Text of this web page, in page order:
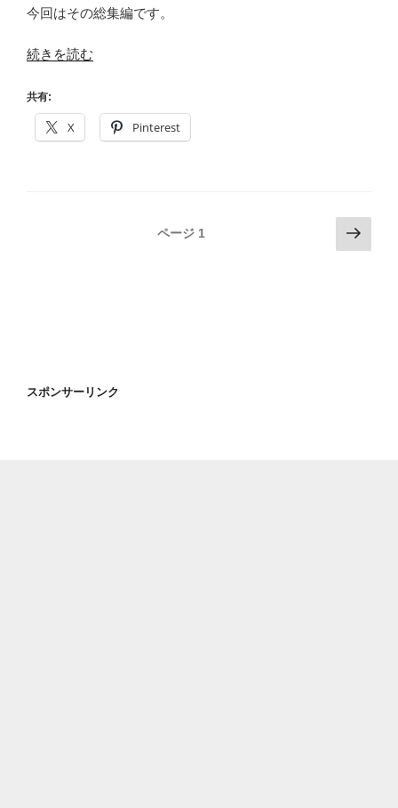
今回はその総集編です。
“乗
CIAO!
び
わ
続きを読む
共有:
X Pinterest
り
ページ 1
次
の
スポンサーリンク